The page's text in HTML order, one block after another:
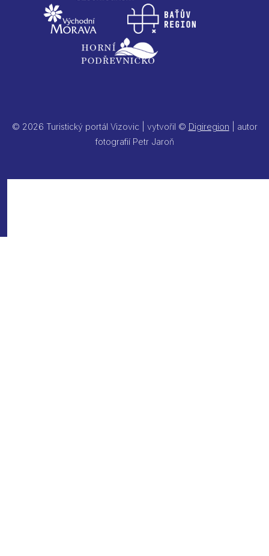
© 2026 Turistický portál Vizovic | vytvořil © Digiregion | autor
fotografií Petr Jaroň